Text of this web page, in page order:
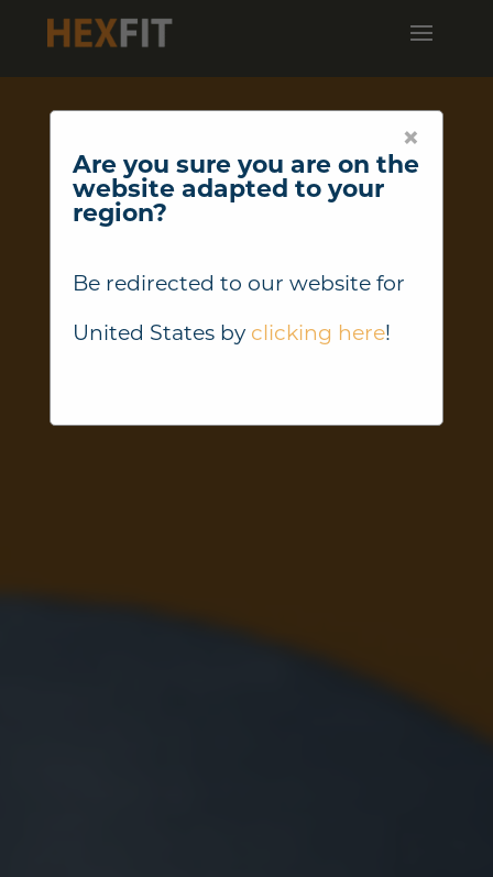
×
Are you sure you are on the
website adapted to your
region?
Be redirected to our website for
United Statesby clicking here!